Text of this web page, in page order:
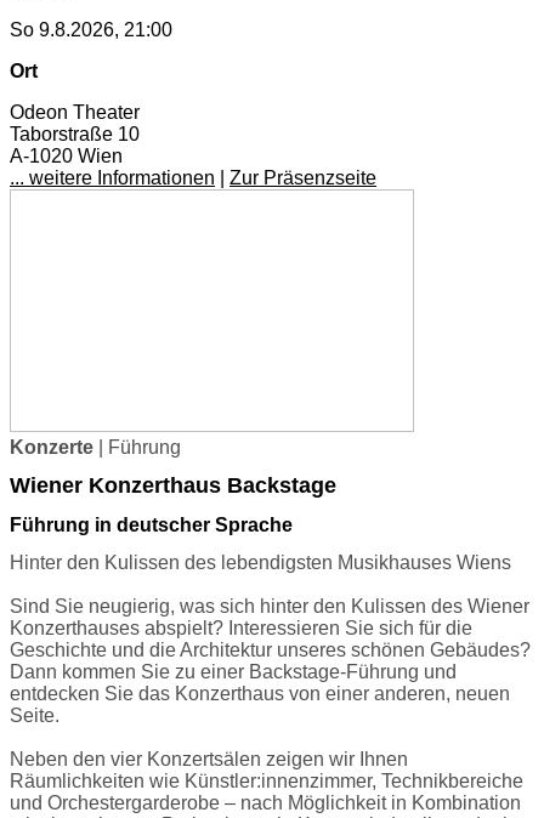
So 9.8.2026, 21:00
Ort
Odeon Theater
Taborstraße 10
A-1020 Wien
... weitere Informationen
Zur Präsenzseite
Konzerte | Führung
Wiener Konzerthaus Backstage
Führung in deutscher Sprache
Hinter den Kulissen des lebendigsten Musikhauses Wiens
Sind Sie neugierig, was sich hinter den Kulissen des Wiener
Konzerthauses abspielt? Interessieren Sie sich für die
Geschichte und die Architektur unseres schönen Gebäudes?
Dann kommen Sie zu einer Backstage-Führung und
entdecken Sie das Konzerthaus von einer anderen, neuen
Seite.
Neben den vier Konzertsälen zeigen wir Ihnen
Räumlichkeiten wie Künstler:innenzimmer, Technikbereiche
und Orchestergarderobe – nach Möglichkeit in Kombination